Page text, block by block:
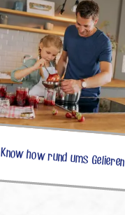
Know how rund ums Gelieren